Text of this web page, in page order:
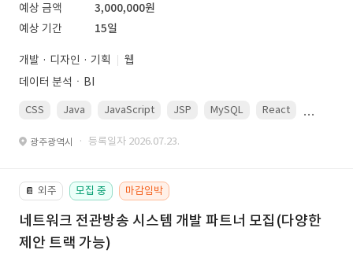
예상 금액
3,000,000원
예상 기간
15일
개발 · 디자인 · 기획
웹
데이터 분석ㆍBI
CSS Java JavaScript JSP MySQL React
광주광역시 · 등록일자 2026.07.23.
📔 외주 모집 중 마감임박
네트워크 전관방송 시스템 개발 파트너 모집(다양한
제안 트랙 가능)